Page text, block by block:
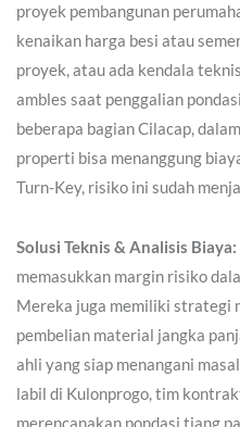
proyek pembangunan
kenaikan harga besi atau
proyek, atau ada kendala
ambles saat penggalian
beberapa bagian Cilacap,
properti bisa menanggung
Turn-Key, risiko ini sudah
Solusi Teknis & Analisis Biaya:
memasukkan margin risiko
Mereka juga memiliki strategi
pembelian material jangka
ahli yang siap menangani
labil di Kulonprogo, tim
merencanakan pondasi tiang